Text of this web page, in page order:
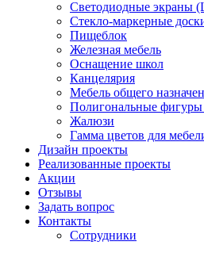
Светодиодные экраны
Стекло-маркерные
Пищеблок
Железная мебель
Оснащение школ
Канцелярия
Мебель общего
Полигональные фигуры
Жалюзи
Гамма цветов для
Дизайн проекты
Реализованные проекты
Акции
Отзывы
Задать вопрос
Контакты
Сотрудники